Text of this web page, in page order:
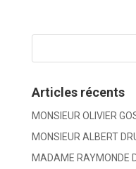
Articles récents
MONSIEUR OLIVIER
MONSIEUR ALBERT
MADAME RAYMONDE